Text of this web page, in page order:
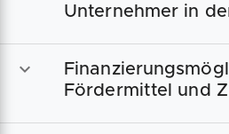
Unternehmer in
Fördermittel und